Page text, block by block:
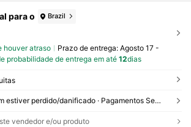
para o Brazil
houver atraso Prazo de entrega: Agosto 17 -
probabilidade de entrega em até 12dias
Reenviar se o item estiver perdido/danificado · Pagamentos Seguros · Proteção de privacidade
vendedor e/ou produto